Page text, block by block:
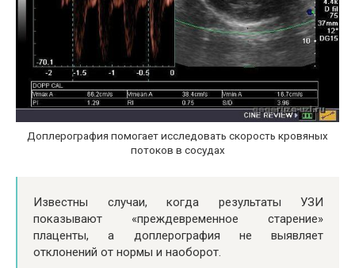
Доплерография помогает исследовать скорость кровяных
потоков в сосудах
Известны случаи, когда результаты УЗИ
показывают «преждевременное старение»
плаценты, а доплерография не выявляет
отклонений от нормы и наоборот.